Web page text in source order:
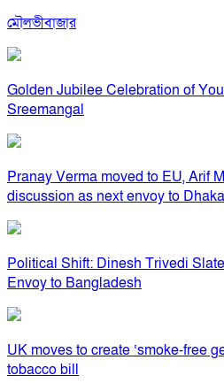
মৌলভীবাজার
Golden Jubilee Celebration of
Sreemangal
Pranay Verma moved to EU, Arif
discussion as next envoy to
Political Shift: Dinesh Trivedi
Envoy to Bangladesh
UK moves to create ‘smoke-free
tobacco bill